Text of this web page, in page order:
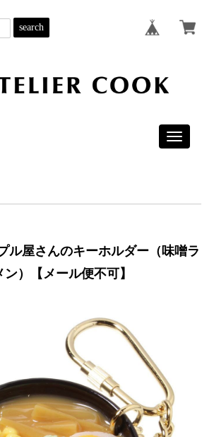
search
Toggle
ル屋さんのキーホルダー（味噌ラ
ン）【メール便不可】